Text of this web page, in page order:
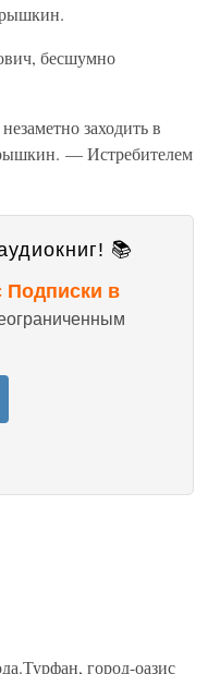
бесшумно
заходить в
— Истребителем
📚
Подписки в
город-оазис